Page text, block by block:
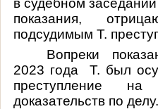
показания,
подсудимым Т.
Вопреки
2023 года Т. был
преступление на
доказательств по делу.